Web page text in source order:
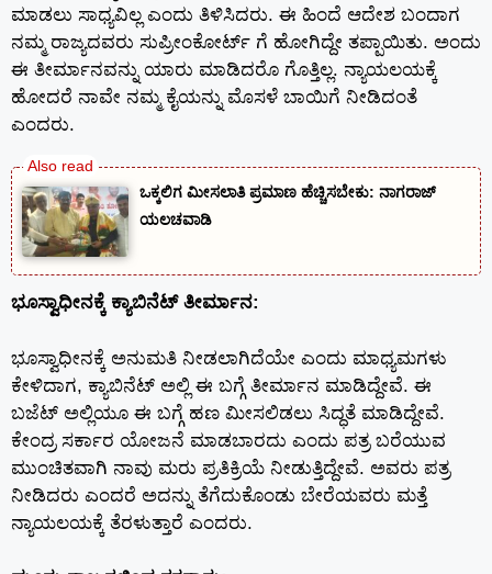
ಮಾಡಲು ಸಾಧ್ಯವಿಲ್ಲ ಎಂದು ತಿಳಿಸಿದರು. ಈ ಹಿಂದೆ ಆದೇಶ ಬಂದಾಗ
ನಮ್ಮ ರಾಜ್ಯದವರು ಸುಪ್ರೀಂಕೋರ್ಟ್‌ ಗೆ ಹೋಗಿದ್ದೇ ತಪ್ಪಾಯಿತು. ಅಂದು
ಈ ತೀರ್ಮಾನವನ್ನು ಯಾರು ಮಾಡಿದರೊ ಗೊತ್ತಿಲ್ಲ. ನ್ಯಾಯಲಯಕ್ಕೆ
ಹೋದರೆ ನಾವೇ ನಮ್ಮ ಕೈಯನ್ನು ಮೊಸಳೆ ಬಾಯಿಗೆ ನೀಡಿದಂತೆ
ಎಂದರು.
ಒಕ್ಕಲಿಗ ಮೀಸಲಾತಿ ಪ್ರಮಾಣ ಹೆಚ್ಚಿಸಬೇಕು: ನಾಗರಾಜ್
ಯಲಚವಾಡಿ
ಭೂಸ್ವಾಧೀನಕ್ಕೆ ಕ್ಯಾಬಿನೆಟ್ ತೀರ್ಮಾನ:
ಭೂಸ್ವಾಧೀನಕ್ಕೆ ಅನುಮತಿ ನೀಡಲಾಗಿದೆಯೇ ಎಂದು ಮಾಧ್ಯಮಗಳು
ಕೇಳಿದಾಗ, ಕ್ಯಾಬಿನೆಟ್ ಅಲ್ಲಿ ಈ ಬಗ್ಗೆ ತೀರ್ಮಾನ ಮಾಡಿದ್ದೇವೆ. ಈ
ಬಜೆಟ್ ಅಲ್ಲಿಯೂ ಈ ಬಗ್ಗೆ ಹಣ ಮೀಸಲಿಡಲು ಸಿದ್ಧತೆ ಮಾಡಿದ್ದೇವೆ.
ಕೇಂದ್ರ ಸರ್ಕಾರ ಯೋಜನೆ ಮಾಡಬಾರದು ಎಂದು ಪತ್ರ ಬರೆಯುವ
ಮುಂಚಿತವಾಗಿ ನಾವು ಮರು ಪ್ರತಿಕ್ರಿಯೆ ನೀಡುತ್ತಿದ್ದೇವೆ. ಅವರು ಪತ್ರ
ನೀಡಿದರು ಎಂದರೆ ಅದನ್ನು ತೆಗೆದುಕೊಂಡು ಬೇರೆಯವರು ಮತ್ತೆ
ನ್ಯಾಯಲಯಕ್ಕೆ ತೆರಳುತ್ತಾರೆ ಎಂದರು.